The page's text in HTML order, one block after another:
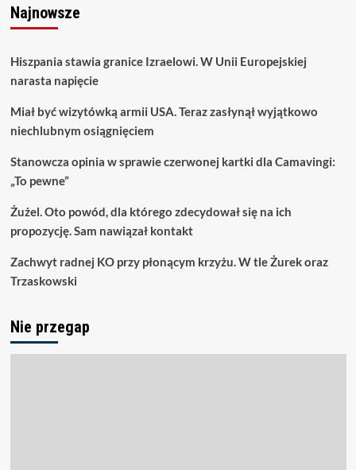
Najnowsze
Hiszpania stawia granice Izraelowi. W Unii Europejskiej
narasta napięcie
Miał być wizytówką armii USA. Teraz zasłynął wyjątkowo
niechlubnym osiągnięciem
Stanowcza opinia w sprawie czerwonej kartki dla Camavingi:
„To pewne”
Żużel. Oto powód, dla którego zdecydował się na ich
propozycję. Sam nawiązał kontakt
Zachwyt radnej KO przy płonącym krzyżu. W tle Żurek oraz
Trzaskowski
Nie przegap